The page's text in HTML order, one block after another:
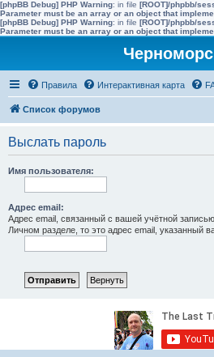
[phpBB Debug] PHP Warning: in file [ROOT]/phpbb/
Parameter must be an array or an object that
[phpBB Debug] PHP Warning: in file [ROOT]/phpbb/
Parameter must be an array or an object that
Правила Интерактивная карта
Список форумов
Выслать пароль
Имя пользователя:
Адрес email:
Адрес email, связанный с вашей учётной
Личном разделе, то это адрес email, указанный